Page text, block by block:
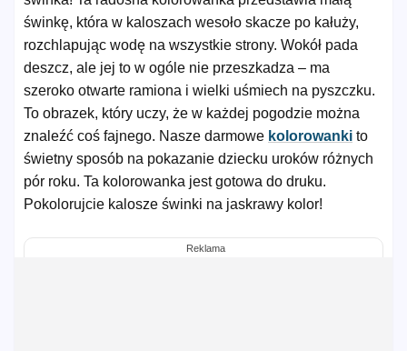
świnkę, która w kaloszach wesoło skacze po kałuży,
rozchlapując wodę na wszystkie strony. Wokół pada
deszcz, ale jej to w ogóle nie przeszkadza – ma
szeroko otwarte ramiona i wielki uśmiech na pyszczku.
To obrazek, który uczy, że w każdej pogodzie można
znaleźć coś fajnego. Nasze darmowe kolorowanki to
świetny sposób na pokazanie dziecku uroków różnych
pór roku. Ta kolorowanka jest gotowa do druku.
Pokolorujcie kalosze świnki na jaskrawy kolor!
Reklama